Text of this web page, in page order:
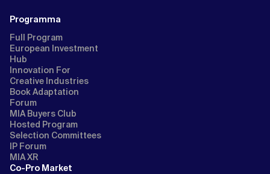
Programma
Full Program
European Investment
Hub
Innovation For
Creative Industries
Book Adaptation
Forum
MIA Buyers Club
Hosted Program
Selection Committees
IP Forum
MIA XR
Co-Pro Market